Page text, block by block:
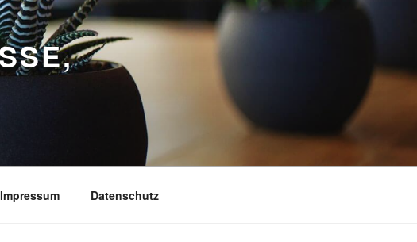
Impressum Datenschutz